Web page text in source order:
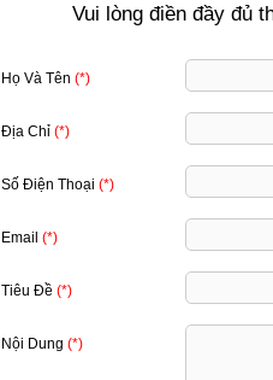
Vui lòng điền đầy đủ
Họ Và Tên (*)
Địa Chỉ (*)
Số Điện Thoại (*)
Email (*)
Tiêu Đề (*)
Nội Dung (*)